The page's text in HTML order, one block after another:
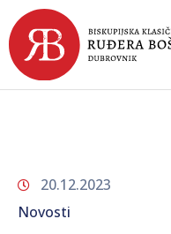
POČETNA
DOKUMENTI
20.12.2023
Novosti